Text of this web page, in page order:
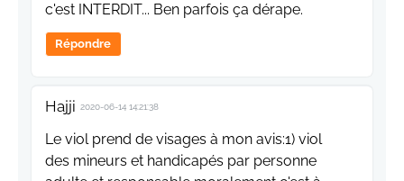
c'est INTERDIT... Ben parfois ça dérape.
Répondre
Hajji 2020-06-14 14:21:38
Le viol prend de visages à mon avis:1) viol
des mineurs et handicapés par personne